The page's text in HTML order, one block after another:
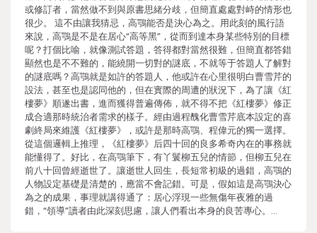
或修訂者，當然做不到與原書思緒分歧，但簡直處處對峙的情形也
很少。 這不由讓我猜忌，高鶚能否是決心為之。用此刻的風行語
來說，高鶚是不是在居心“高等黑”，從而到達本身某些特別的目標
呢？打個比喻，就像測試答題，答得都對當然很難，但簡直都答錯
顯然也是不不難的，能繞開一切對的謎底，不就等于答題人了解對
的謎底嗎？高鶚就是如許的答題人，他或許在心里很明白曹雪芹的
設法，甚至也是認同他的，但在實際的周遭的狀況下，為了讓《紅
樓夢》順遂出書，進而獲得普遍傳佈，就不得不把《紅樓夢》修正
成合適那時統治者需求的樣子。經由過程醜化曹雪芹底本設定的喜
劇終局來維護《紅樓夢》，或許是那時高鶚、程偉元的獨一選擇。
從這個邏輯上推理，《紅樓夢》后四十回的良多希奇內在的事務就
能懂得了。好比，在高鶚筆下，有丫鬟柳五兒的情節，但柳五兒在
前八十回曾經逝世了。讓逝世人回生，長短常初級的過錯，高鶚的
人物設定基礎是清楚的，應當不會記錯。可是，假如這是高鶚決心
為之的成果，事理就講得通了：居心浮現一些無傷年夜雅的過
錯，“領導”讀者由此深刻思慮，讓人們看出本身的良苦專心。…